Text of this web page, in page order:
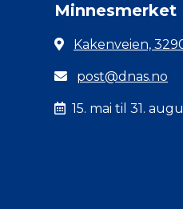
Minnesmerket
Kakenveien,
post@dnas.no
15. mai til 31.